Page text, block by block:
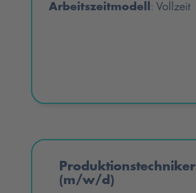
Arbeitszeitmodell
: Vollzeit
Produktionstechniker
(m/w/d)